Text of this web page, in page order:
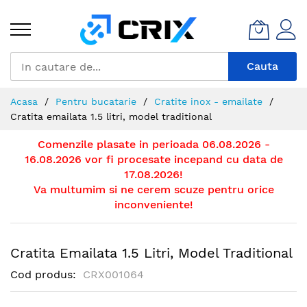
Continut
Cauta
Acasa Pentru bucatarie
Cratite inox - emailate
Cratita emailata 1.5 litri, model traditional
Comenzile plasate in perioada 06.08.2026 -
16.08.2026 vor fi procesate incepand cu data de
17.08.2026!
Va multumim si ne cerem scuze pentru orice
inconveniente!
Cratita Emailata 1.5 Litri, Model Traditional
Cod produs CRX001064